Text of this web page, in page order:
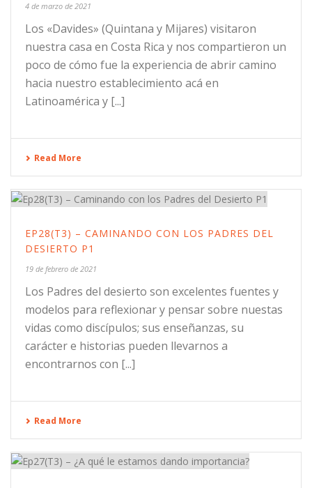
4 de marzo de 2021
Los «Davides» (Quintana y Mijares) visitaron
nuestra casa en Costa Rica y nos compartieron un
poco de cómo fue la experiencia de abrir camino
hacia nuestro establecimiento acá en
Latinoamérica y [...]
Read More
EP28(T3) – CAMINANDO CON LOS PADRES DEL
DESIERTO P1
19 de febrero de 2021
Los Padres del desierto son excelentes fuentes y
modelos para reflexionar y pensar sobre nuestas
vidas como discípulos; sus enseñanzas, su
carácter e historias pueden llevarnos a
encontrarnos con [...]
Read More